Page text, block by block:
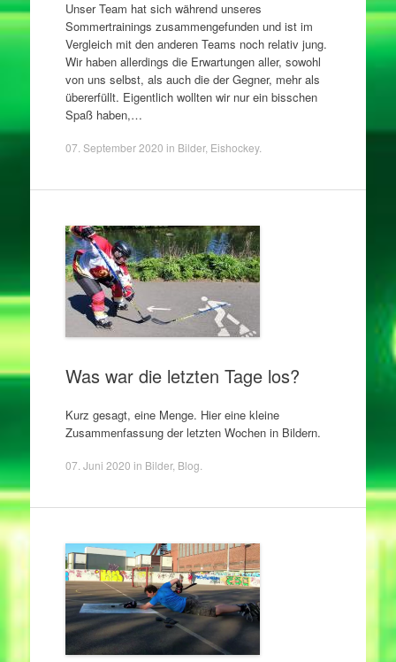
Unser Team hat sich während unseres
Sommertrainings zusammengefunden und ist im
Vergleich mit den anderen Teams noch relativ jung.
Wir haben allerdings die Erwartungen aller, sowohl
von uns selbst, als auch die der Gegner, mehr als
übererfüllt. Eigentlich wollten wir nur ein bisschen
Spaß haben,…
07. September 2020 in Bilder, Eishockey.
Was war die letzten Tage los?
Kurz gesagt, eine Menge. Hier eine kleine
Zusammenfassung der letzten Wochen in Bildern.
07. Juni 2020 in Bilder, Blog